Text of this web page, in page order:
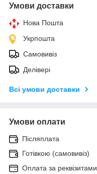
Умови доставки
Нова Пошта
Укрпошта
Самовивіз
Делівері
Всі умови доставки
Умови оплати
Післяплата
Готівкою (самовивіз)
Оплата за реквізитами